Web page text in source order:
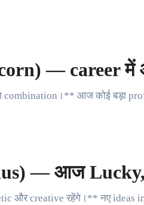
— career
combination।** आज कोई बड़ा
— आज Lucky,
creative रहेंगे।** नए ideas